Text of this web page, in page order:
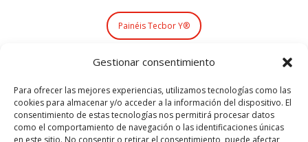
Gestionar consentimiento
Para ofrecer las mejores experiencias, utilizamos tecnologías como las
cookies para almacenar y/o acceder a la información del dispositivo. El
consentimiento de estas tecnologías nos permitirá procesar datos
como el comportamiento de navegación o las identificaciones únicas
en este sitio. No consentir o retirar el consentimiento, puede afectar
Painéis Tecbor Y®
Sistemas de Selagem Tecsel®
Pintura ignífuga Teclack-W®